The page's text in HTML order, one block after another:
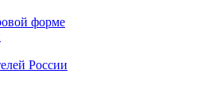
форме
России